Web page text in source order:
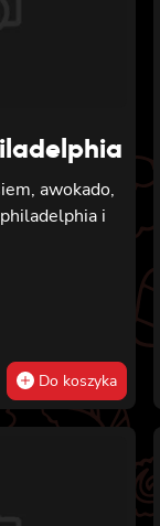
awokado,
i
Do koszyka